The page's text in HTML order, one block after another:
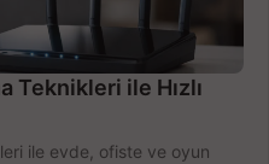
Teknikleri ile Hızlı
ile evde, ofiste ve oyun